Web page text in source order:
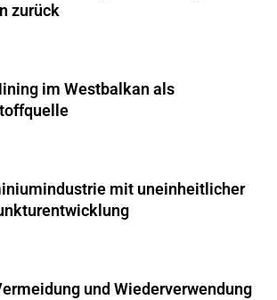
zurück
im Westbalkan als
mit uneinheitlicher
und Wiederverwendung